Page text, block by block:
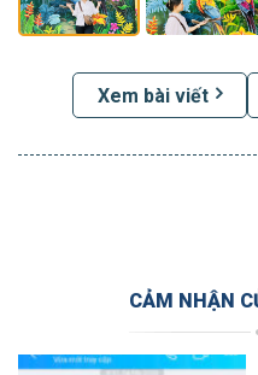
Xem bài viết
CẢM NHẬN